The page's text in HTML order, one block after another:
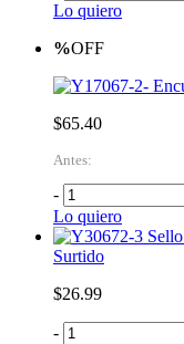
Lo quiero
%OFF
$65.40
Antes:
-
Lo quiero
Surtido
$26.99
-